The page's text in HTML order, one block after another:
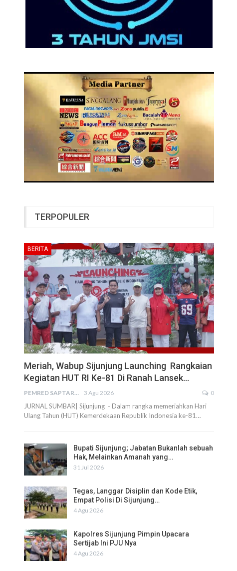
TERPOPULER
BERITA
Meriah, Wabup Sijunjung Launching Rangkaian
Kegiatan HUT RI Ke-81 Di Ranah Lansek…
PEMRED SAPTARIUS 3 Agu 2026 0
JURNAL SUMBAR| Sijunjung - Dalam rangka memeriahkan Hari
Ulang Tahun (HUT) Kemerdekaan Republik Indonesia ke-81…
Bupati Sijunjung; Jabatan Bukanlah sebuah
Hak, Melainkan Amanah yang…
31 Jul 2026
Tegas, Langgar Disiplin dan Kode Etik,
Empat Polisi Di Sijunjung…
4 Agu 2026
Kapolres Sijunjung Pimpin Upacara
Sertijab Ini PJU Nya
4 Agu 2026